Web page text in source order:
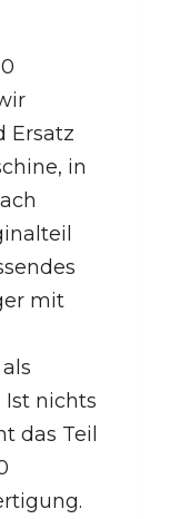
Ersatz
in
mit
Ist nichts
das Teil